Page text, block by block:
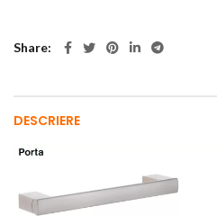
Share
DESCRIERE